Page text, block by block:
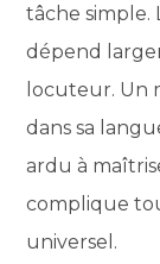
tâche simple.
dépend
locuteur. Un
dans sa
ardu à
complique
universel.